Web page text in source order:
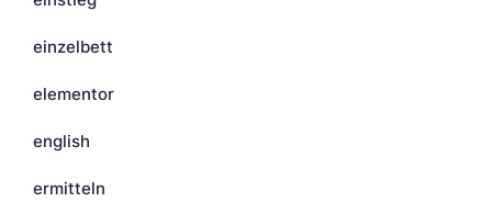
einzelbett
elementor
english
ermitteln